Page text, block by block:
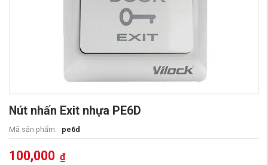
Nút nhấn Exit nhựa PE6D
Mã sản phẩm: pe6d
100,000 ₫